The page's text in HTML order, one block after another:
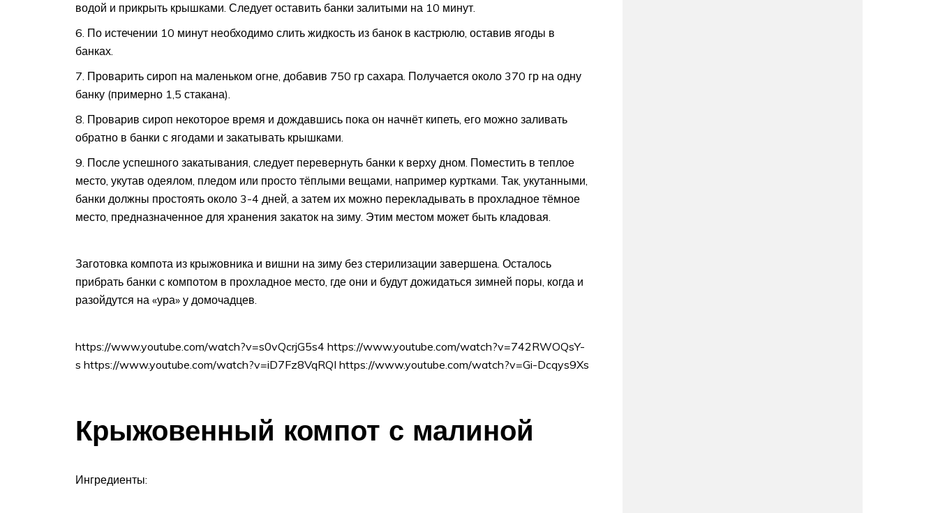
водой и прикрыть крышками. Следует оставить банки залитыми на 10 минут.
По истечении 10 минут необходимо слить жидкость из банок в кастрюлю, оставив ягоды в
банках.
Проварить сироп на маленьком огне, добавив 750 гр сахара. Получается около 370 гр на одну
банку (примерно 1,5 стакана).
Проварив сироп некоторое время и дождавшись пока он начнёт кипеть, его можно заливать
обратно в банки с ягодами и закатывать крышками.
После успешного закатывания, следует перевернуть банки к верху дном. Поместить в теплое
место, укутав одеялом, пледом или просто тёплыми вещами, например куртками. Так, укутанными,
банки должны простоять около 3-4 дней, а затем их можно перекладывать в прохладное тёмное
место, предназначенное для хранения закаток на зиму. Этим местом может быть кладовая.
Заготовка компота из крыжовника и вишни на зиму без стерилизации завершена. Осталось
прибрать банки с компотом в прохладное место, где они и будут дожидаться зимней поры, когда и
разойдутся на «ура» у домочадцев.
https://www.youtube.com/watch?v=s0vQcrjG5s4 https://www.youtube.com/watch?v=742RWOQsY-
s https://www.youtube.com/watch?v=iD7Fz8VqRQI https://www.youtube.com/watch?v=Gi-Dcqys9Xs
Крыжовенный компот с малиной
Ингредиенты: